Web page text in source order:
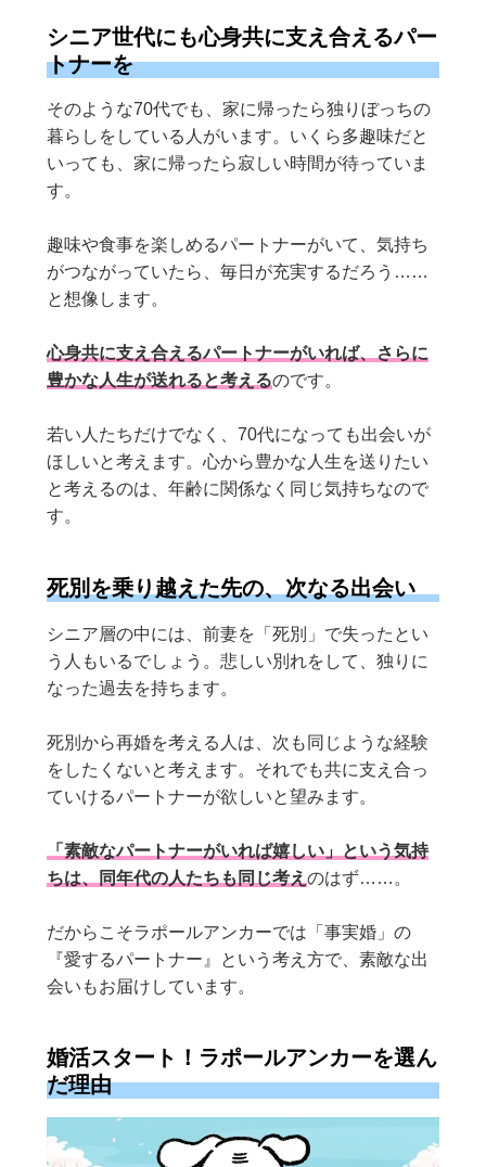
シニア世代にも心身共に支え合えるパー
トナーを
そのような70代でも、家に帰ったら独りぼっちの
暮らしをしている人がいます。いくら多趣味だと
いっても、家に帰ったら寂しい時間が待っていま
す。
趣味や食事を楽しめるパートナーがいて、気持ち
がつながっていたら、毎日が充実するだろう……
と想像します。
心身共に支え合えるパートナーがいれば、さらに
豊かな人生が送れると考えるのです。
若い人たちだけでなく、70代になっても出会いが
ほしいと考えます。心から豊かな人生を送りたい
と考えるのは、年齢に関係なく同じ気持ちなので
す。
死別を乗り越えた先の、次なる出会い
シニア層の中には、前妻を「死別」で失ったとい
う人もいるでしょう。悲しい別れをして、独りに
なった過去を持ちます。
死別から再婚を考える人は、次も同じような経験
をしたくないと考えます。それでも共に支え合っ
ていけるパートナーが欲しいと望みます。
「素敵なパートナーがいれば嬉しい」という気持
ちは、同年代の人たちも同じ考えのはず……。
だからこそラポールアンカーでは「事実婚」の
『愛するパートナー』という考え方で、素敵な出
会いもお届けしています。
婚活スタート！ラポールアンカーを選ん
だ理由